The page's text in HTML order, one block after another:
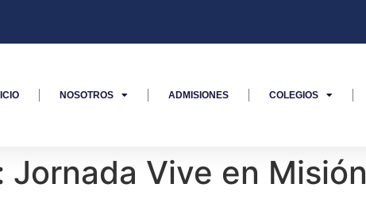
NOSOTROS ADMISIONES COLEGIOS
Jornada Vive en Misión